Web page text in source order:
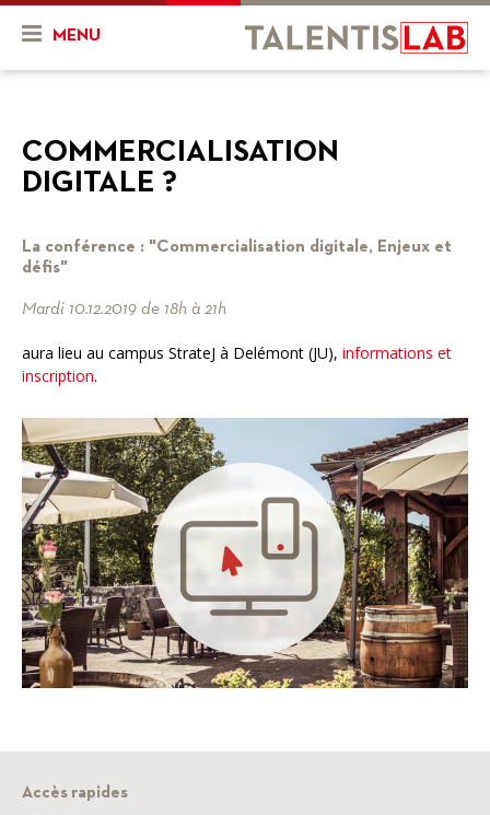
MENU
Présentation
Historique
L'équipe
Nos services
Nos partenaires
Actualités & Agenda
Agenda
Mon projet
En cours
Projets finalisés
Ressources
Vidéos
FR DE
COMMERCIALISATION
DIGITALE ?
La conférence : "Commercialisation digitale, Enjeux et
défis"
Mardi 10.12.2019 de 18h à 21h
aura lieu au campus StrateJ à Delémont (JU), informations et
inscription.
Accès rapides